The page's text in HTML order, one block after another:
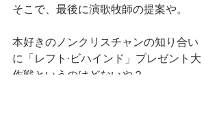
そこで、最後に演歌牧師の提案や。
本好きのノンクリスチャンの知り合い
に「レフト·ビハインド」プレゼント大
作戦というのはどないや？